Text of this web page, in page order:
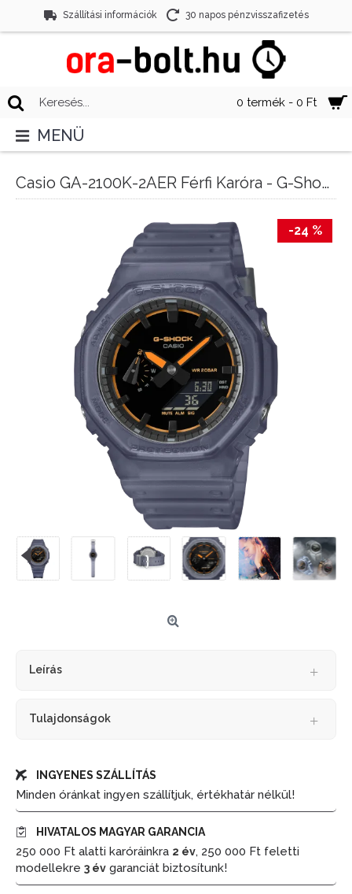
Szállítási információk 30 napos pénzvisszafizetés
0 termék - 0 Ft
MENÜ
Casio GA-2100K-2AER Férfi Karóra - G-Shock Carbon Core Smoke
-24 %
Leírás
Tulajdonságok
INGYENES SZÁLLÍTÁS
Minden óránkat ingyen szállítjuk, értékhatár nélkül!
HIVATALOS MAGYAR GARANCIA
250 000 Ft alatti karóráinkra 2 év, 250 000 Ft feletti
modellekre 3 év garanciát biztosítunk!